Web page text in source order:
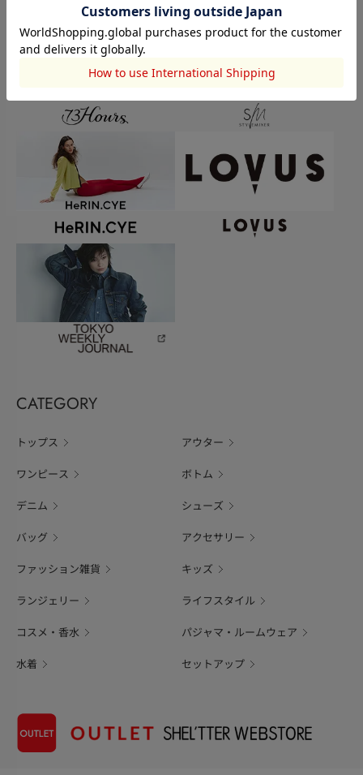
CATEGORY
トップス アウター
ワンピース ボトム
デニム シューズ
バッグ アクセサリー
ファッション雑貨 キッズ
ランジェリー ライフスタイル
コスメ・香水 パジャマ・ルームウェア
水着 セットアップ